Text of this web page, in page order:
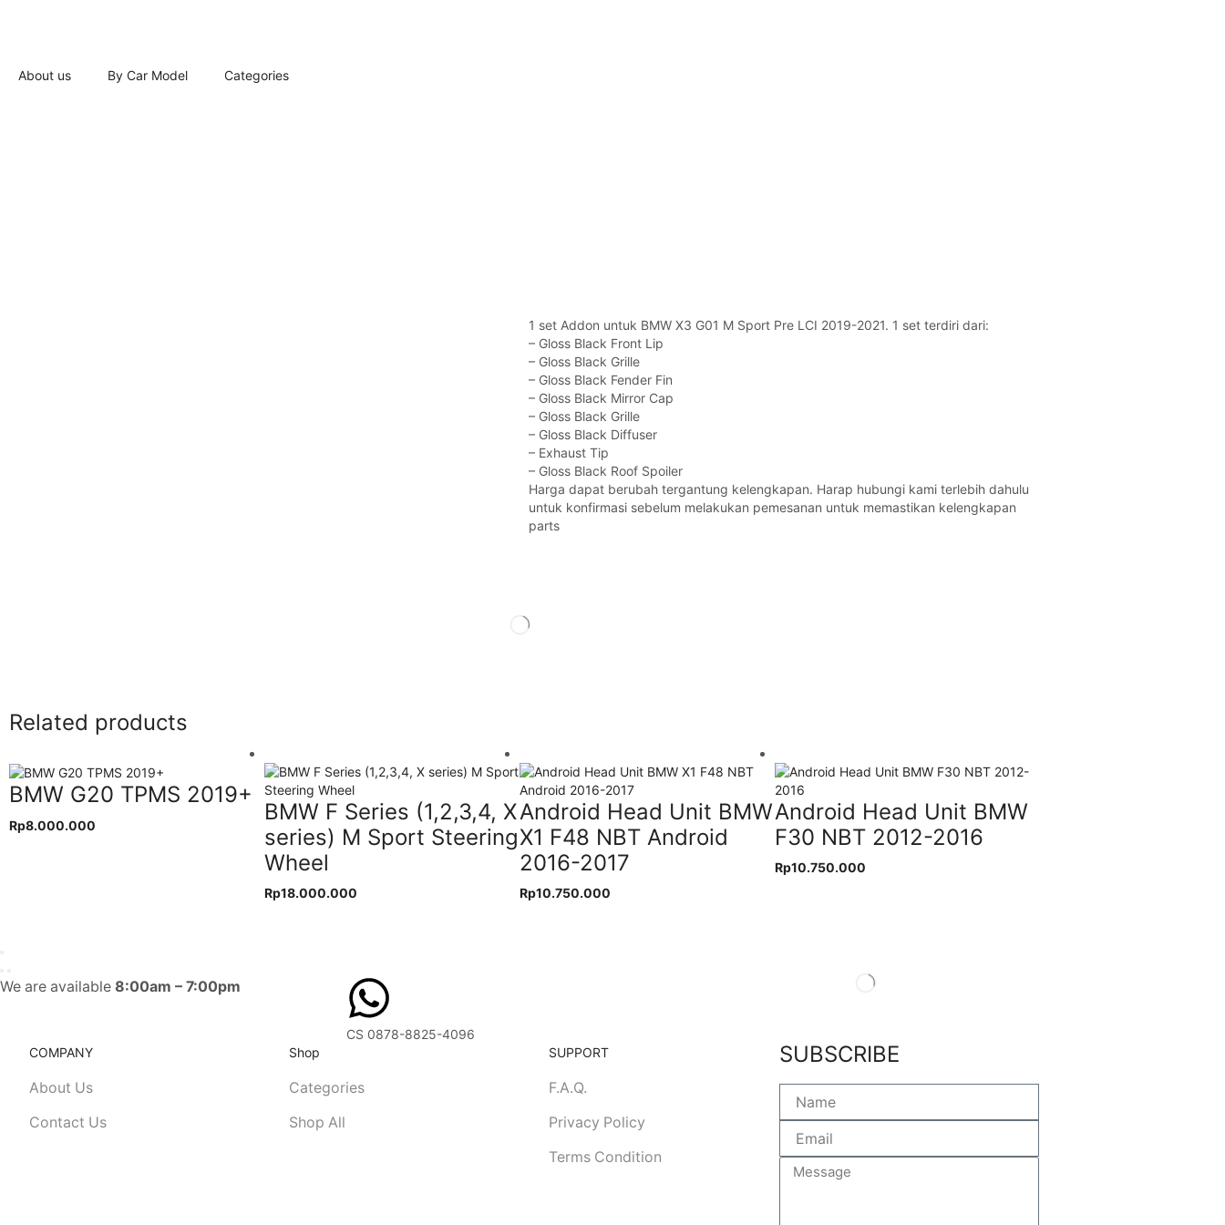
About us By Car Model Categories
1 set Addon untuk BMW X3 G01 M Sport Pre LCI 2019-2021. 1 set terdiri dari:
– Gloss Black Front Lip
– Gloss Black Grille
– Gloss Black Fender Fin
– Gloss Black Mirror Cap
– Gloss Black Grille
– Gloss Black Diffuser
– Exhaust Tip
– Gloss Black Roof Spoiler
Harga dapat berubah tergantung kelengkapan. Harap hubungi kami terlebih dahulu
untuk konfirmasi sebelum melakukan pemesanan untuk memastikan kelengkapan
parts
Related products
BMW G20 TPMS 2019+
Rp8.000.000
BMW F Series (1,2,3,4, X
series) M Sport Steering
Wheel
Rp18.000.000
Android Head Unit BMW
X1 F48 NBT Android
2016-2017
Rp10.750.000
Android Head Unit BMW
F30 NBT 2012-2016
Rp10.750.000
We are available 8:00am – 7:00pm
CS 0878-8825-4096
COMPANY
About Us
Contact Us
Shop
Categories
Shop All
SUPPORT
F.A.Q.
Privacy Policy
Terms Condition
SUBSCRIBE